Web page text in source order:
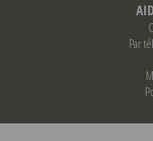
Par